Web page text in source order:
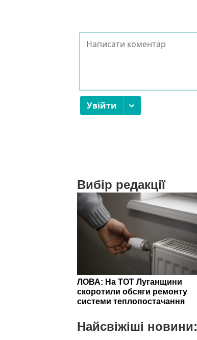
Вибір редакції
ЛОВА: На ТОТ Луганщини
скоротили обсяги ремонту
системи теплопостачання
Найсвіжіші новини: